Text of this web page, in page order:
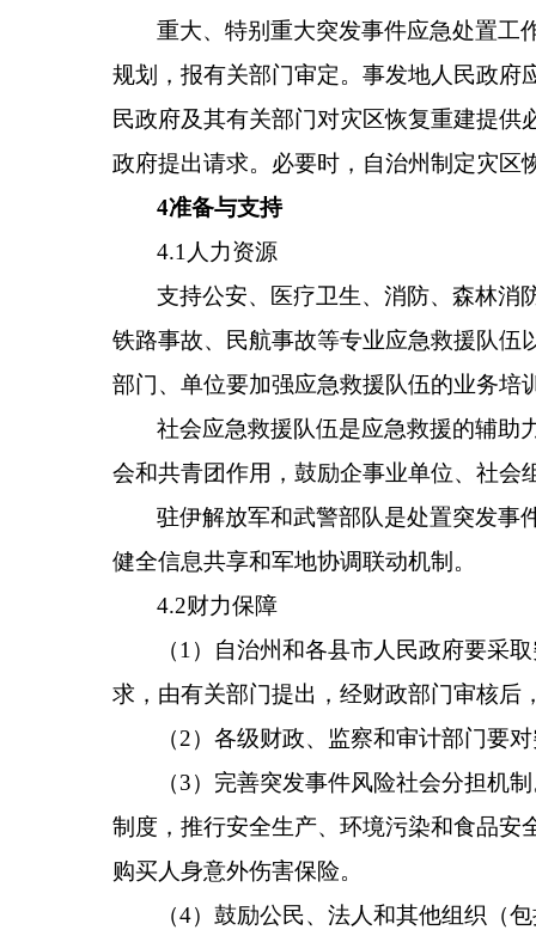
重大、特别重大突发事件应急处置工
规划，报有关部门审定。事发地人民政府
民政府及其有关部门对灾区恢复重建提
政府提出请求。必要时，自治州制定灾区
4准备与支持
4.1人力资源
支持公安、医疗卫生、消防、森林消
铁路事故、民航事故等专业应急救援队伍
部门、单位要加强应急救援队伍的业务培
社会应急救援队伍是应急救援的辅助
会和共青团作用，鼓励企事业单位、社会
驻伊解放军和武警部队是处置突发事
健全信息共享和军地协调联动机制。
4.2财力保障
（1）自治州和各县市人民政府要采
求，由有关部门提出，经财政部门审核后
（2）各级财政、监察和审计部门要
（3）完善突发事件风险社会分担机
制度，推行安全生产、环境污染和食品安
购买人身意外伤害保险。
（4）鼓励公民、法人和其他组织（